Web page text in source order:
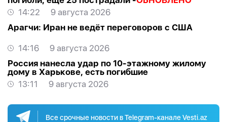
14:22
9 августа 2026
Арагчи: Иран не ведёт переговоров с США
14:16
9 августа 2026
Россия нанесла удар по 10-этажному жилому
дому в Харькове, есть погибшие
13:11
9 августа 2026
Все срочные новости в Telegram-канале Vesti.az